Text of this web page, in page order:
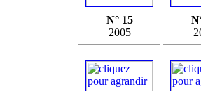
N° 15
2005